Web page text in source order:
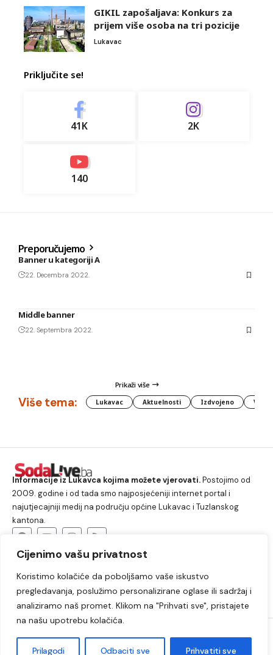
Cijenimo vašu privatnost
Koristimo kolačiće da poboljšamo vaše iskustvo
pregledavanja, poslužimo personalizirane oglase ili sadržaj i
analiziramo naš promet. Klikom na "Prihvati sve", pristajete
na našu upotrebu kolačića.
Prilagodi Odbaciti sve Prihvatiti sve
GIKIL zapošaljava: Konkurs za
prijem više osoba na tri pozicije
Lukavac
Priključite se!
41K 2K
140
Preporučujemo
Banner u kategoriji A
22. Decembra 2022.
Middle banner
22. Septembra 2022.
Prikaži više
Više tema: Lukavac Aktuelnosti Izdvojeno
Informacije iz Lukavca kojima možete vjerovati.Postojimo od
2009. godine i od tada smo najposjećeniji internet portal i
najutjecajniji medij na području općine Lukavac i Tuzlanskog
kantona.
Lukavac Društvo Crna hronika
Sport
Kultura
Kolumne Slobodno vrijeme